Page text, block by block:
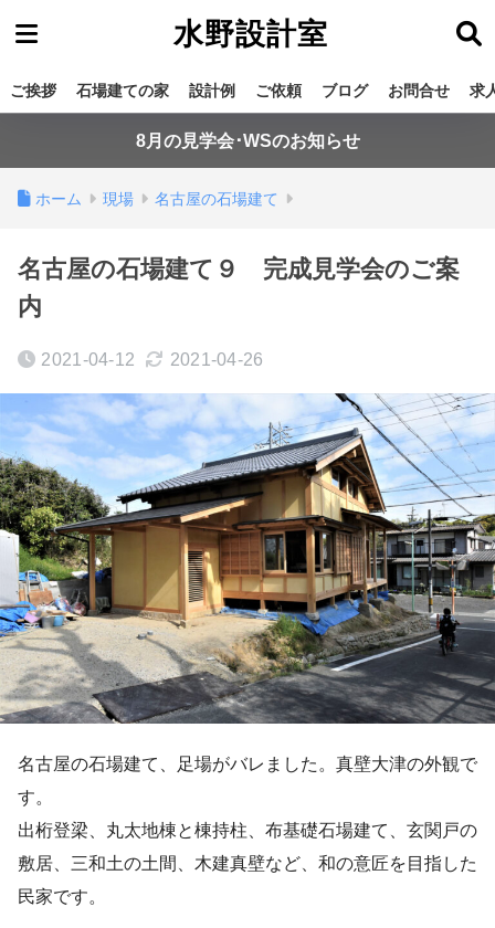
水野設計室
ご挨拶 石場建ての家 設計例 ご依頼 ブログ お問合せ 求
8月の見学会･WSのお知らせ
ホーム 現場 名古屋の石場建て
名古屋の石場建て９ 完成見学会のご案
内
2021-04-12 2021-04-26
名古屋の石場建て、足場がバレました。真壁大津の外観で
す。
出桁登梁、丸太地棟と棟持柱、布基礎石場建て、玄関戸の
敷居、三和土の土間、木建真壁など、和の意匠を目指した
民家です。